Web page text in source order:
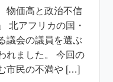
物価高と政治不信
北アフリカの国・
議会の議員を選ぶ
れました。 今回の
市民の不満や […]